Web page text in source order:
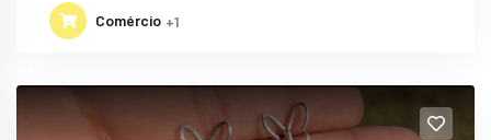
Comércio +1